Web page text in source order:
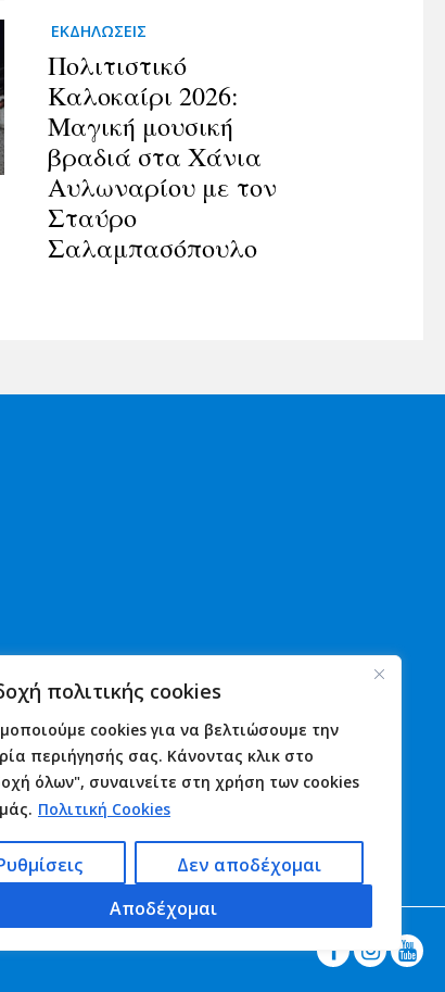
πολιτικής cookies
cookies για να βελτιώσουμε την
περιήγησής σας. Κάνοντας κλικ στο
όλων", συναινείτε στη χρήση των cookies
Πολιτική Cookies
Δεν αποδέχομαι
Αποδέχομαι
ΕΚΔΗΛΩΣΕΙΣ
Πολιτιστικό
Καλοκαίρι 2026:
Μαγική μουσική
βραδιά στα Χάνια
Αυλωναρίου με τον
Σταύρο
Σαλαμπασόπουλο
Εκδηλώσεις
Γιορτές
Πανηγύρια
Επικοινωνία
  